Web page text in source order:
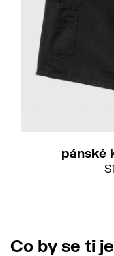
pánské
Co by se ti